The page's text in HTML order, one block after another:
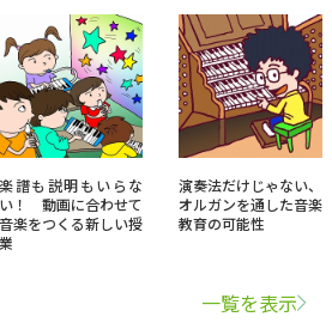
楽譜も説明もいらな
い！ 動画に合わせて
音楽をつくる新しい授
業
演奏法だけじゃない、
オルガンを通した音楽
教育の可能性
一覧を表示